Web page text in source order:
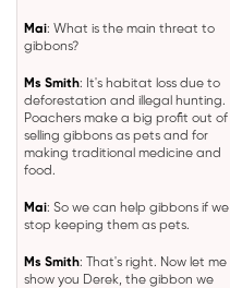
Mai: What is the main threat to
gibbons?
Ms Smith: It's habitat loss due to
deforestation and illegal hunting.
Poachers make a big profit out of
selling gibbons as pets and for
making traditional medicine and
food.
Mai: So we can help gibbons if we
stop keeping them as pets.
Ms Smith: That's right. Now let me
show you Derek, the gibbon we